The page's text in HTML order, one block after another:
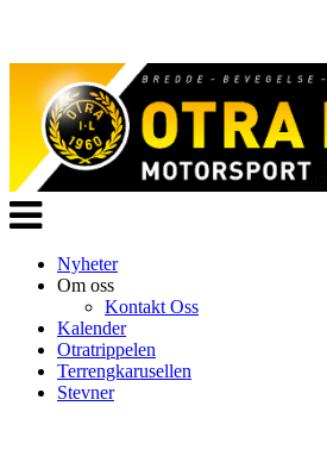
Veksle
navigasjon
Nyheter
Om oss
Kontakt Oss
Kalender
Otratrippelen
Terrengkarusellen
Stevner